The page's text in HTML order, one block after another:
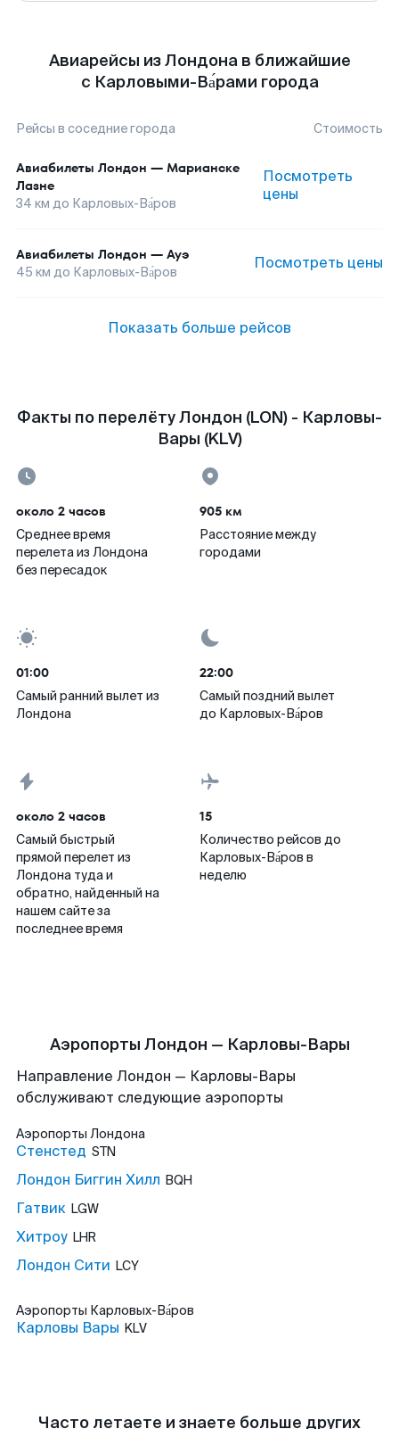
Авиарейсы из Лондона в ближайшие
с Карловыми-Ва́рами города
Рейсы в соседние города Стоимость
Авиабилеты Лондон — Марианске
Лазне
34 км до Карловых-Ва́ров
Посмотреть
цены
Авиабилеты Лондон — Ауэ
45 км до Карловых-Ва́ров Посмотреть цены
Показать больше рейсов
Факты по перелёту Лондон (LON) - Карловы-
Вары (KLV)
около 2 часов
Среднее время
перелета из Лондона
без пересадок
905 км
Расстояние между
городами
01:00
Самый ранний вылет из
Лондона
22:00
Самый поздний вылет
до Карловых-Ва́ров
около 2 часов
Самый быстрый
прямой перелет из
Лондона туда и
обратно, найденный на
нашем сайте за
последнее время
15
Количество рейсов до
Карловых-Ва́ров в
неделю
Аэропорты Лондон — Карловы-Вары
Направление Лондон — Карловы-Вары
обслуживают следующие аэропорты
Аэропорты Лондона
Стенстед STN
Лондон Биггин Хилл BQH
Гатвик LGW
Хитроу LHR
Лондон Сити LCY
Аэропорты Карловых-Ва́ров
Карловы Вары KLV
Часто летаете и знаете больше других